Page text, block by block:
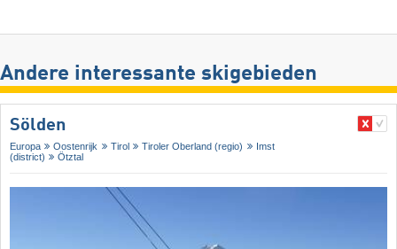
Andere interessante skigebieden
Sölden
Europa Oostenrijk Tirol Tiroler Oberland (regio)
Imst
(district)
Ötztal